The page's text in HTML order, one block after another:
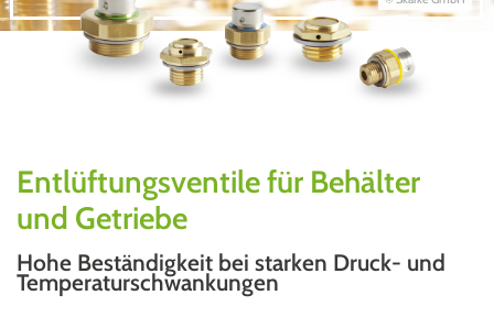
Entlüftungsventile für Behälter
und Getriebe
Hohe Beständigkeit bei starken Druck- und
Temperaturschwankungen